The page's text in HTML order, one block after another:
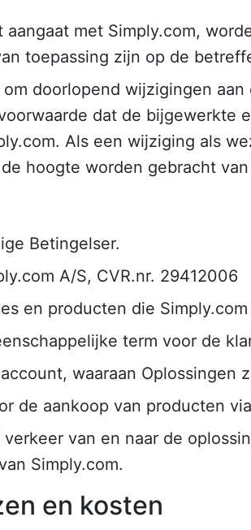
met Simply.com,
toepassing zijn op de
doorlopend wijzigingen
dat de bijgewerkte
Als een wijziging als
hoogte worden gebracht
Betingelser.
A/S, CVR.nr. 29412006
en producten die
term voor de
waaraan Oplossingen
de aankoop van producten
van en naar de
Simply.com.
en kosten